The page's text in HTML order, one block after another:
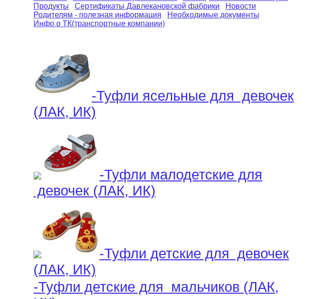
Продукты
Сертификаты Давлекановской фабрики
Новости
Родителям - полезная информация
Необходимые документы
Инфо о ТК(транспортные компании)
-Туфли ясельные для девочек
(ЛАК, ИК)
-Туфли малодетские для
девочек (ЛАК, ИК)
-Туфли детские для девочек
(ЛАК, ИК)
-Туфли детские для мальчиков (ЛАК,